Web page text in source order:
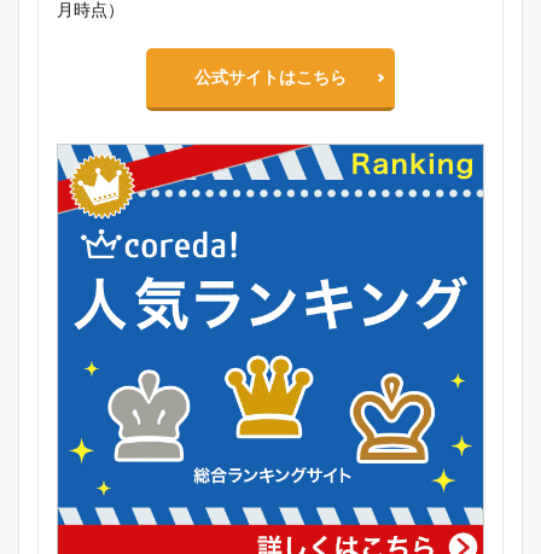
月時点）
公式サイトはこちら